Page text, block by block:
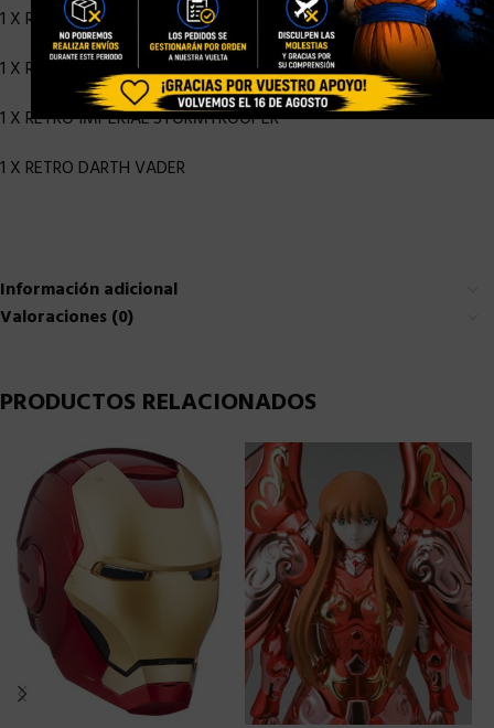
1 X RETRO PRINCESS LEIA ORGANA
1 X RETRO CHEWBACCA
1 X RETRO IMPERIAL STORMTROOPER
1 X RETRO DARTH VADER
Información adicional
Valoraciones (0)
PRODUCTOS RELACIONADOS